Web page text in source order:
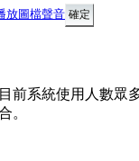
放圖檔聲音
前系統使用人數眾
。